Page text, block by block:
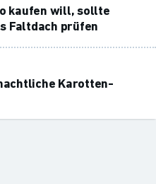
kaufen will, sollte
Falt­dach prüfen
Karotten-